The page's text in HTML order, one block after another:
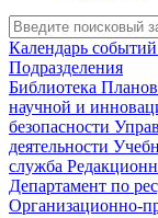
Календарь событий
Подразделения
Библиотека
научной и
безопасности
деятельности
служба
Департамент по
Организационно-